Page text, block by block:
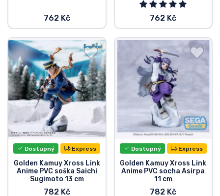
762 Kč 762 Kč
Dostupný Express
Golden Kamuy Xross Link
Anime PVC soška Saichi
Sugimoto 13 cm
782 Kč
Dostupný Express
Golden Kamuy Xross Link
Anime PVC socha Asirpa
11 cm
782 Kč
Sportovní věci
Hudební věci
Typy produktů
Značky